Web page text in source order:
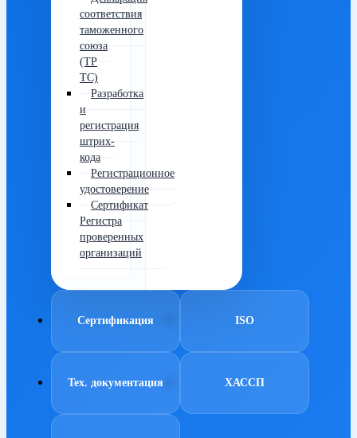
соответствия
таможенного
союза
(ТР
ТС)
Разработка
и
регистрация
штрих-
кода
Регистрационное
удостоверение
Сертификат
Регистра
проверенных
организаций
Сертификация ISO
Тех. документация ХАССП